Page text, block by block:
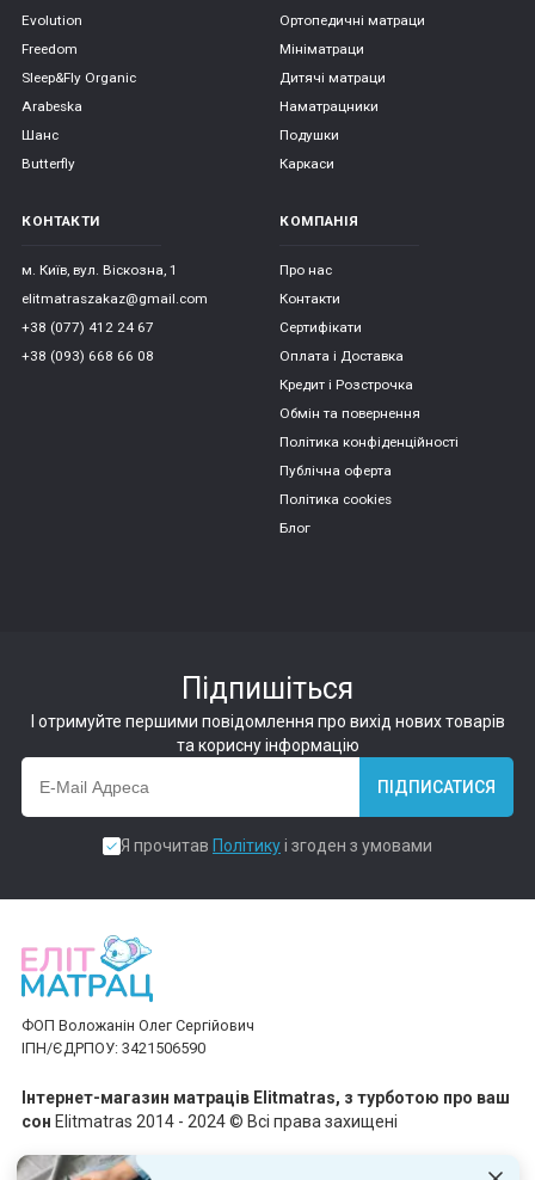
Evolution
Freedom
Sleep&Fly Organic
Arabeska
Шанс
Butterfly
Ортопедичні матраци
Мініматраци
Дитячі матраци
Наматрацники
Подушки
Каркаси
КОНТАКТИ
м. Київ, вул. Віскозна, 1
elitmatraszakaz@gmail.com
+38 (077) 412 24 67
+38 (093) 668 66 08
КОМПАНІЯ
Про нас
Контакти
Сертифікати
Оплата і Доставка
Кредит і Розстрочка
Обмін та повернення
Політика конфіденційності
Публічна оферта
Політика cookies
Блог
Підпишіться
І отримуйте першими повідомлення про вихід нових товарів
та корисну інформацію
ПІДПИСАТИСЯ
Я прочитав Політикуі згоден з умовами
ФОП Воложанін Олег Сергійович
ІПН/ЄДРПОУ: 3421506590
Інтернет-магазин матраців Elitmatras, з турботою про ваш
сон Elitmatras 2014 - 2024 © Всі права захищені